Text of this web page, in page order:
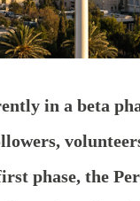
in a beta
phase, the